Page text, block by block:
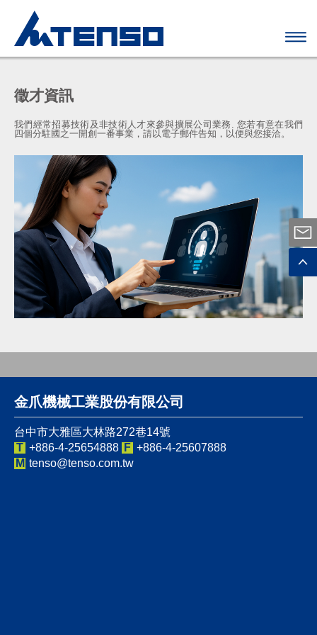
徵才資訊
我們經常招募技術及非技術人才來參與擴展公司業務. 您若有意在我們
四個分駐國之一開創一番事業，請以電子郵件告知，以便與您接洽。
金爪機械工業股份有限公司
台中市大雅區大林路272巷14號
T +886-4-25654888 F +886-4-25607888
M tenso@tenso.com.tw